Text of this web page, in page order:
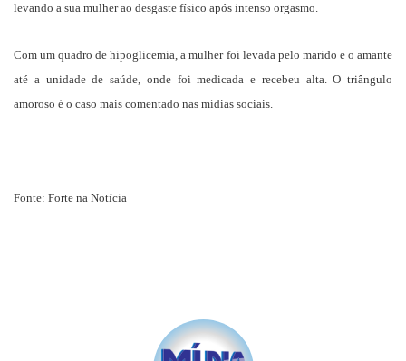
levando a sua mulher ao desgaste físico após intenso orgasmo.
Com um quadro de hipoglicemia, a mulher foi levada pelo marido e o amante
até a unidade de saúde, onde foi medicada e recebeu alta. O triângulo
amoroso é o caso mais comentado nas mídias sociais.
Fonte: Forte na Notícia